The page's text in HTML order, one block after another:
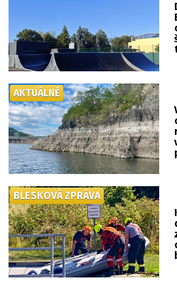
AKTUÁLNĚ
BLESKOVÁ ZPRÁVA